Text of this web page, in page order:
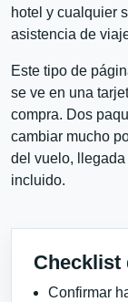
hotel y cualquier
asistencia de
Este tipo de
se ve en una
compra. Dos
cambiar mucho
del vuelo,
incluido.
Checklist
Confirmar